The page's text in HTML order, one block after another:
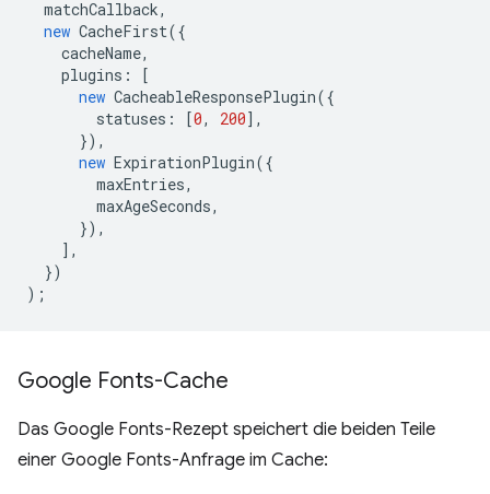
matchCallback,
new CacheFirst({
cacheName,
plugins :
[
new CacheableResponsePlugin({
statuses : [0, 200],
}),
new ExpirationPlugin({
maxEntries,
maxAgeSeconds,
}),
],
})
);
Google Fonts-Cache
Das Google Fonts-Rezept speichert die beiden Teile
einer Google Fonts-Anfrage im Cache: